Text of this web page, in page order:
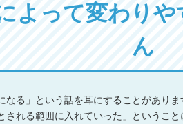
よって変わり
ん
なる」という話を耳にすることがあり
れる範囲に入れていった」ということ